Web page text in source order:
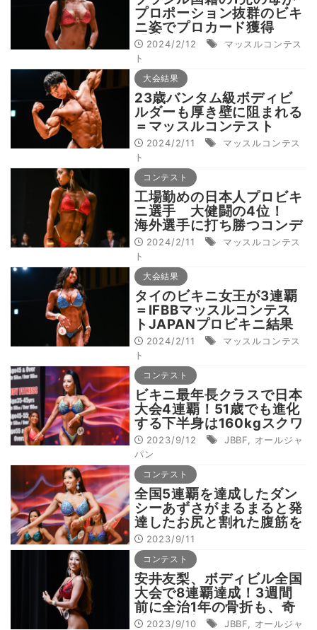
プロポーション抜群のビキ
ニ姿でプロカード獲得
「夫と娘のおかげです」
2024/2/12
マッスルコンテス
ト
大会結果
23歳バンタム級ボディビ
ルダーも厚き壁に阻まれる
＝マッスルコンテスト
JAPAN 結果
2024/2/11
マッスルコンテス
ト
コンテスト
工場勤めの日本人プロビキ
ニ選手 大健闘の4位！
海外選手に打ち勝つコンデ
ィションを披露
2024/2/11
マッスルコンテス
ト
大会結果
タイのビキニ女王が3連覇
＝IFBBマッスルコンテス
トJAPANプロビキニ結果
2024/2/11
マッスルコンテス
ト
コンテスト
ビキニ最年長クラスで日本
大会4連覇！51歳でも進化
する下半身は160kgスクワ
ットの賜物
2023/9/12 JBBF
オールジャ
パン
コンテスト
全国5連覇を達成したダン
シーあずさがまるまると発
達したお尻と割れた腹筋を
披露！=JBBFオールジャ
パン
2023/9/11
コンテスト
安井友梨、ボディビル全国
大会で8連覇達成！3週間
前に全治1年の骨折も、奇
跡の2日連続優勝を果たす
2023/9/10 JBBF
オールジャ